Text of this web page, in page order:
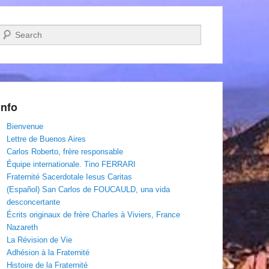
Recherche
Bienvenue
Lettre de Buenos Aires
Carlos Roberto, frère responsable
Équipe internationale. Tino FERRARI
Fraternité Sacerdotale Iesus Caritas
(Español) San Carlos de FOUCAULD, una vida
desconcertante
Écrits originaux de frère Charles à Viviers, France
Nazareth
La Révision de Vie
Adhésion à la Fraternité
Histoire de la Fraternité